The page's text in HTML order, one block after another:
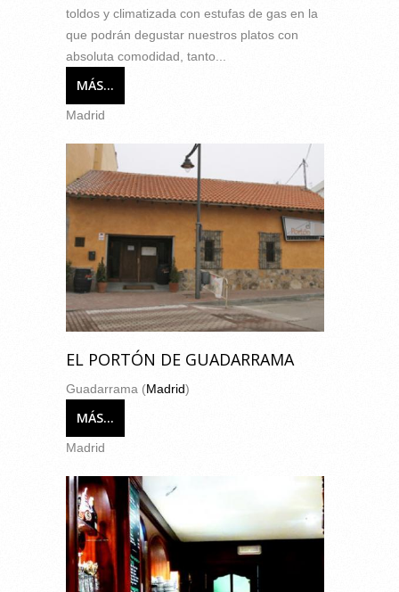
toldos y climatizada con estufas de gas en la
que podrán degustar nuestros platos con
absoluta comodidad, tanto...
MÁS...
Madrid
EL PORTÓN DE GUADARRAMA
Guadarrama (Madrid)
MÁS...
Madrid